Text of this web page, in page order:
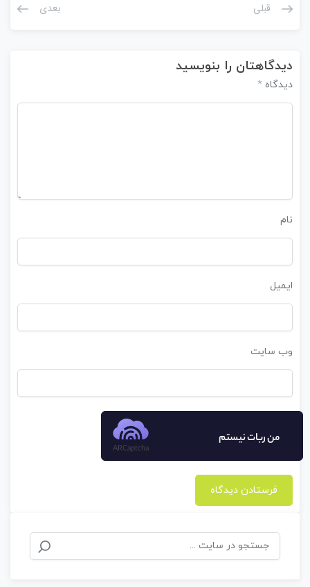
قبلی بعدی
دیدگاهتان را بنویسید
دیدگاه *
نام
ایمیل
وب‌ سایت
من ربات نیستم
ARCaptcha
جستجو
برای: